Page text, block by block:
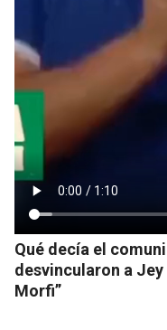
Qué decía el
desvincularon a Jey
Morfi”